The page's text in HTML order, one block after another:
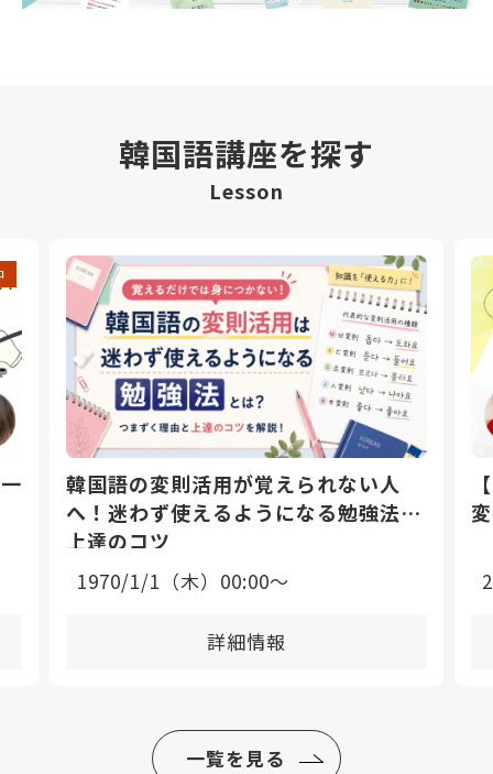
韓国語講座を探す
Lesson
韓国語の変則活用が覚えられない人
へ！迷わず使えるようになる勉強法と
上達のコツ
1970/1/1（木）00:00〜
詳細情報
一覧を見る